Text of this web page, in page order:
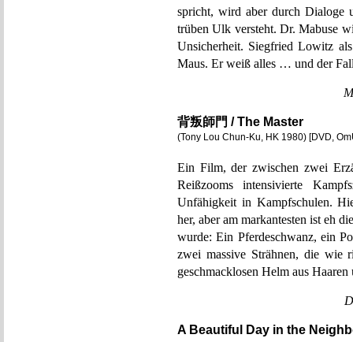
spricht, wird aber durch Dialoge
trüben Ulk versteht. Dr. Mabuse
Unsicherheit. Siegfried Lowitz
Maus. Er weiß alles … und der
背叛師門 / The Master
(Tony Lou Chun-Ku, HK 1980) [DVD,
Ein Film, der zwischen zwei
Reißzooms intensivierte
Unfähigkeit in Kampfschulen.
her, aber am markantesten ist eh
wurde: Ein Pferdeschwanz, ein
zwei massive Strähnen, die wie
geschmacklosen Helm aus
A Beautiful Day in the